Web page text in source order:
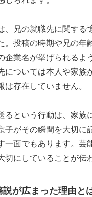
、兄の就職先に関する
。投稿の時期や兄の年
企業名が挙げられるよ
については本人や家族
は存在していません。
るという行動は、家族
子がその瞬間を大切に
一面でもあります。芸
切にしていることが伝
説が広まった理由と